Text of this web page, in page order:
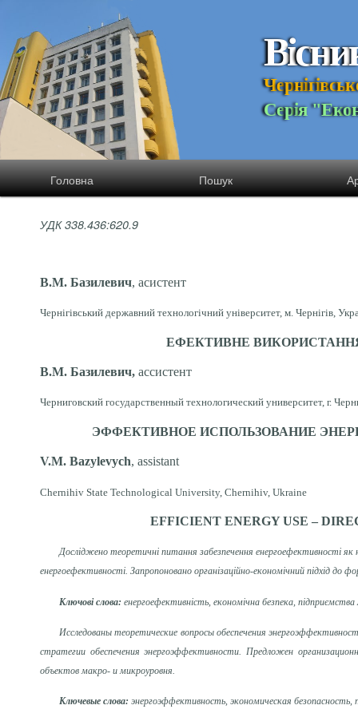
Вісни
Чернігівськ
Серія "Еко
Головна Пошук
УДК 338.436:620.9
В.М. Базилевич, асистент
Чернігівський державний технологічний університет, м. Чернігів,
ЕФЕКТИВНЕ
В.М. Базилевич, ассистент
Черниговский государственный технологический университет, г.
ЭФФЕКТИВНОЕ ИСПОЛЬЗОВАНИЕ
V.M. Bazуlevуch, assistant
Chernihiv State Technological University, Chernihiv, Ukraine
EFFICIENT ENERGY USE –
Досліджено теоретичні питання забезпечення енергоефективності як
енергоефективності. Запропоновано організаційно-економічний підхід до
Ключові слова: енергоефективність, економічна безпека,
Исследованы теоретические вопросы обеспечения
стратегии обеспечения энергоэффективности. Предложен
объектов макро- и микроуровня.
Ключевые слова: энергоэффективность, экономическая